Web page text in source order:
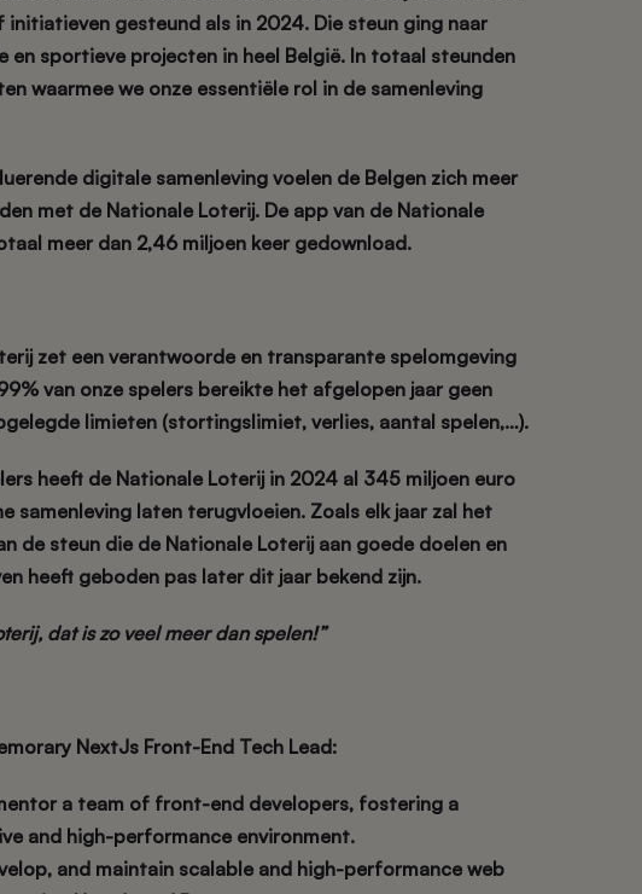
initiatieven gesteund als in 2024. Die steun ging naar
en sportieve projecten in heel België. In totaal steunden
waarmee we onze essentiële rol in de samenleving
digitale samenleving voelen de Belgen zich meer
met de Nationale Loterij. De app van de Nationale
meer dan 2,46 miljoen keer gedownload.
zet een verantwoorde en transparante spelomgeving
van onze spelers bereikte het afgelopen jaar geen
limieten (stortingslimiet, verlies, aantal spelen,…).
heeft de Nationale Loterij in 2024 al 345 miljoen euro
samenleving laten terugvloeien. Zoals elk jaar zal het
de steun die de Nationale Loterij aan goede doelen en
heeft geboden pas later dit jaar bekend zijn.
dat is zo veel meer dan spelen!”
NextJs Front-End Tech Lead:
a team of front-end developers, fostering a
and high-performance environment.
and maintain scalable and high-performance web